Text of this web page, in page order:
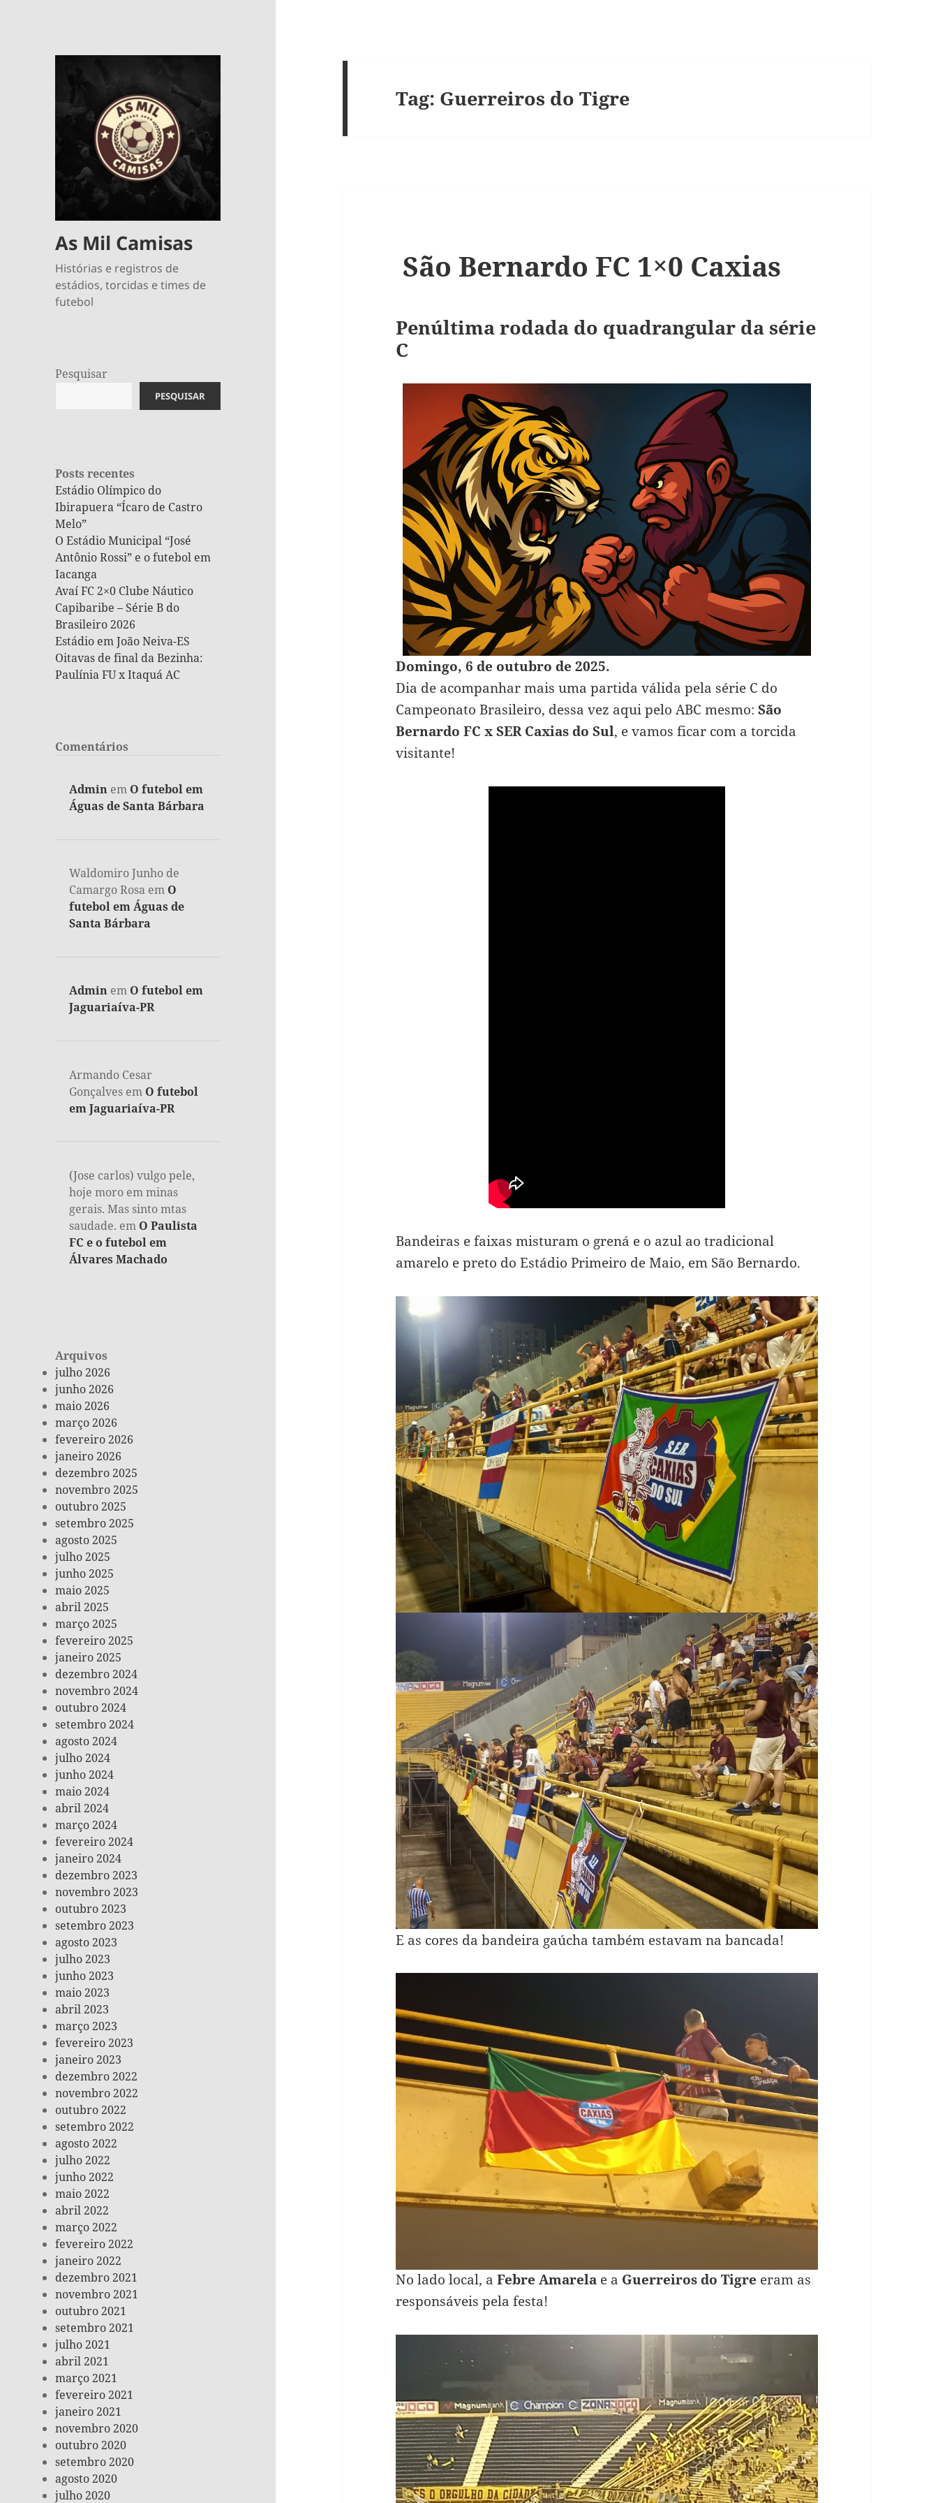
As Mil Camisas
Histórias e registros de
estádios, torcidas e times de
futebol
Pesquisar
PESQUISAR
Posts recentes
Estádio Olímpico do
Ibirapuera “Ícaro de Castro
Melo”
O Estádio Municipal “José
Antônio Rossi” e o futebol em
Iacanga
Avaí FC 2×0 Clube Náutico
Capibaribe – Série B do
Brasileiro 2026
Estádio em João Neiva-ES
Oitavas de final da Bezinha:
Paulínia FU x Itaquá AC
Comentários
Admin em O futebol em
Águas de Santa Bárbara
Waldomiro Junho de
Camargo Rosa em O
futebol em Águas de
Santa Bárbara
Admin em O futebol em
Jaguariaíva-PR
Armando Cesar
Gonçalves em O futebol
em Jaguariaíva-PR
(Jose carlos) vulgo pele,
hoje moro em minas
gerais. Mas sinto mtas
saudade. em O Paulista
FC e o futebol em
Álvares Machado
Arquivos
julho 2026
junho 2026
maio 2026
março 2026
fevereiro 2026
janeiro 2026
dezembro 2025
novembro 2025
outubro 2025
setembro 2025
agosto 2025
julho 2025
junho 2025
maio 2025
abril 2025
março 2025
fevereiro 2025
janeiro 2025
dezembro 2024
novembro 2024
outubro 2024
setembro 2024
agosto 2024
julho 2024
junho 2024
maio 2024
abril 2024
março 2024
fevereiro 2024
janeiro 2024
dezembro 2023
novembro 2023
outubro 2023
setembro 2023
agosto 2023
julho 2023
junho 2023
maio 2023
abril 2023
março 2023
fevereiro 2023
janeiro 2023
dezembro 2022
novembro 2022
outubro 2022
setembro 2022
agosto 2022
julho 2022
junho 2022
maio 2022
abril 2022
março 2022
fevereiro 2022
janeiro 2022
dezembro 2021
novembro 2021
outubro 2021
setembro 2021
julho 2021
abril 2021
março 2021
fevereiro 2021
janeiro 2021
novembro 2020
outubro 2020
setembro 2020
agosto 2020
julho 2020
Tag: Guerreiros do Tigre
São Bernardo FC 1×0 Caxias
Penúltima rodada do quadrangular da série
C
Domingo, 6 de outubro de 2025.
Dia de acompanhar mais uma partida válida pela série C do
Campeonato Brasileiro, dessa vez aqui pelo ABC mesmo: São
Bernardo FC x SER Caxias do Sul, e vamos ficar com a torcida
visitante!
Bandeiras e faixas misturam o grená e o azul ao tradicional
amarelo e preto do Estádio Primeiro de Maio, em São Bernardo.
E as cores da bandeira gaúcha também estavam na bancada!
No lado local, a Febre Amarelae a Guerreiros do Tigre eram as
responsáveis pela festa!